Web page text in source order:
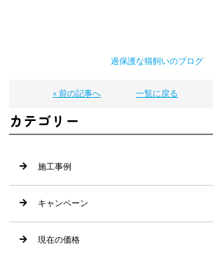
過保護な猫飼いのブログ
« 前の記事へ 一覧に戻る
カテゴリー
施工事例
キャンペーン
現在の価格